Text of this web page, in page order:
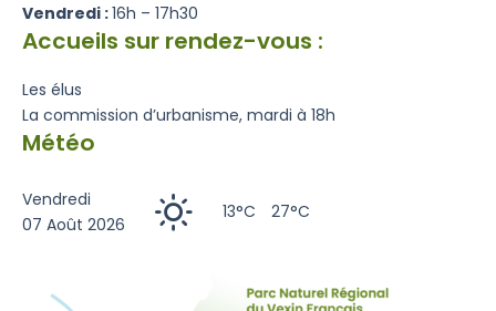
Vendredi :16h – 17h30
Accueils sur rendez-vous :
Les élus
La commission d’urbanisme, mardi à 18h
Météo
Vendredi
07 Août 2026
13°C 27°C